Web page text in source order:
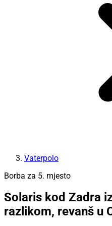
Vaterpolo
Borba za 5. mjesto
Solaris kod Zadra
razlikom, revanš u